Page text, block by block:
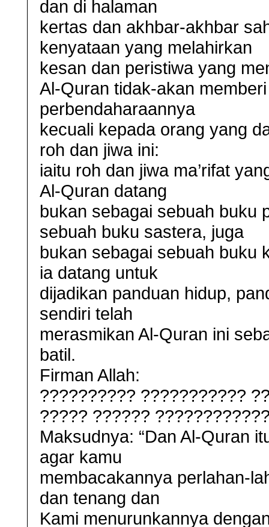
dan di halaman
kertas dan akhbar-akhbar
kenyataan yang melahirkan
kesan dan peristiwa yang
Al-Quran tidak-akan
perbendaharaannya
kecuali kepada orang yang
roh dan jiwa ini:
iaitu roh dan jiwa ma’rifat
Al-Quran datang
bukan sebagai sebuah buku
sebuah buku sastera, juga
bukan sebagai sebuah buku
ia datang untuk
dijadikan panduan hidup,
sendiri telah
merasmikan Al-Quran ini
batil.
Firman Allah:
?????????? ???????????
????? ??????
Maksudnya: “Dan Al-Quran
agar kamu
membacakannya perlahan-
dan tenang dan
Kami menurunkannya